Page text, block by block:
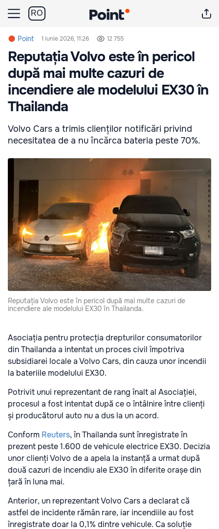
RO
Point 1 iunie 2026, 11:26 12 755
Reputația Volvo este în pericol
după mai multe cazuri de
incendiere ale modelului EX30 în
Thailanda
Volvo Cars a trimis clienților notificări privind
necesitatea de a nu încărca bateria peste 70%.
Reputația Volvo este în pericol după mai multe cazuri de
incendiere ale modelului EX30 în Thailanda.
Asociația pentru protecția drepturilor consumatorilor
din Thailanda a intentat un proces civil împotriva
subsidiarei locale a Volvo Cars, din cauza unor incendii
la bateriile modelului EX30.
Potrivit unui reprezentant de rang înalt al Asociației,
procesul a fost intentat după ce o întâlnire între clienți
și producătorul auto nu a dus la un acord.
Conform Reuters, în Thailanda sunt înregistrate în
prezent peste 1.600 de vehicule electrice EX30. Decizia
unor clienți Volvo de a apela la instanță a urmat după
două cazuri de incendiu ale EX30 în diferite orașe din
țară în luna mai.
Anterior, un reprezentant Volvo Cars a declarat că
astfel de incidente rămân rare, iar incendiile au fost
înregistrate doar la 0,1% dintre vehicule. Ca soluție